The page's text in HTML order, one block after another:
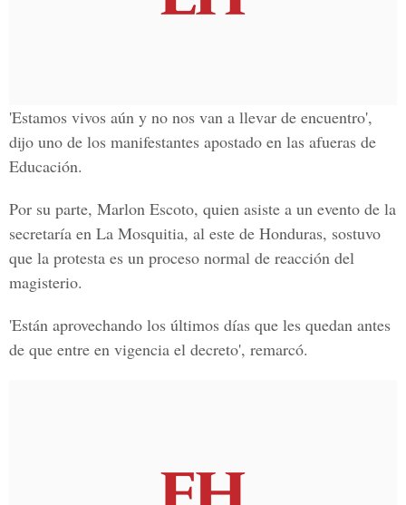
'Estamos vivos aún y no nos van a llevar de encuentro',
dijo uno de los manifestantes apostado en las afueras de
Educación.
Por su parte, Marlon Escoto, quien asiste a un evento de la
secretaría en La Mosquitia, al este de Honduras, sostuvo
que la protesta es un proceso normal de reacción del
magisterio.
'Están aprovechando los últimos días que les quedan antes
de que entre en vigencia el decreto', remarcó.